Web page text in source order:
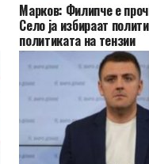
Марков: Филипче е
Село ја избираат
политиката на тензии